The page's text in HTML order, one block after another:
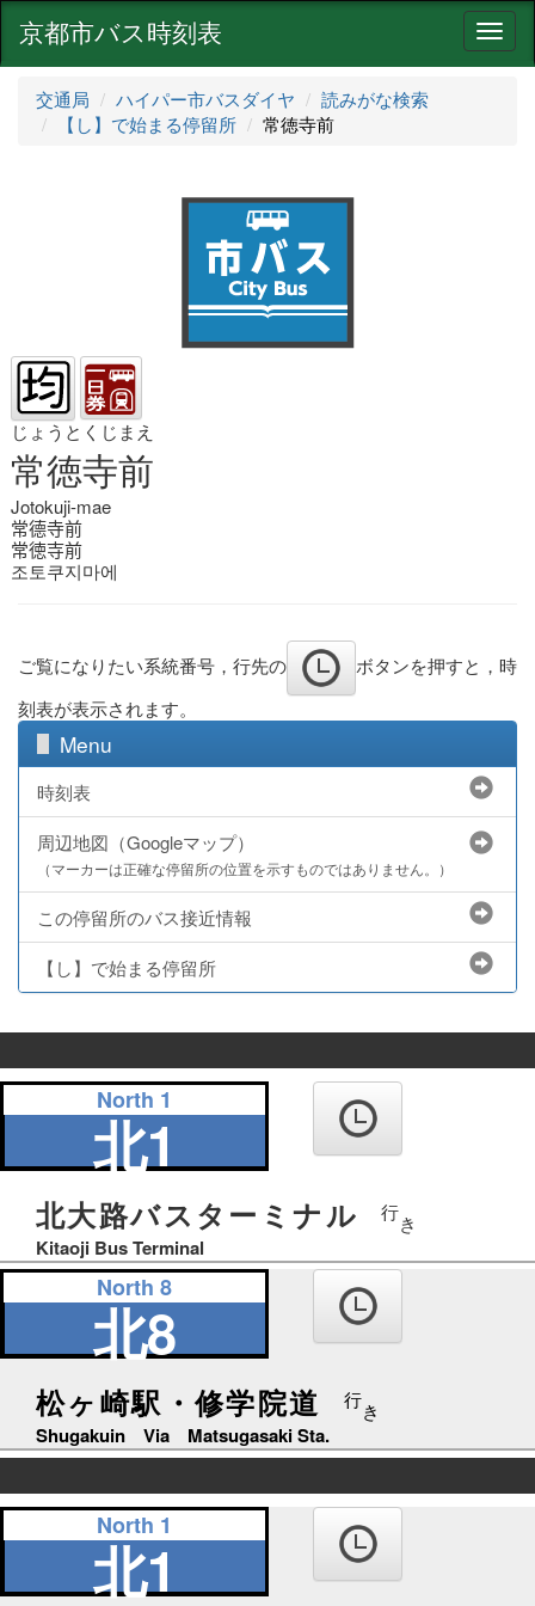
ナ
ビ
京都市バス時刻表
交通局 ハイパー市バスダイヤ
読みがな検索
【し】で始まる停留所
常徳寺前
じょうとくじまえ
常徳寺前
Jotokuji-mae
常德寺前
常徳寺前
조토쿠지마에
ご覧になりたい系統番号，行先の
ボタンを押すと，時
刻表が表示されます。
Menu
時刻表
周辺地図（Googleマップ）
（マーカーは正確な停留所の位置を示すものではありません。）
この停留所のバス接近情報
【し】で始まる停留所
の
り North 1
北1
北大路バスターミナル 行き
Kitaoji Bus Terminal
North 8
北8
松ヶ崎駅・修学院道 行き
Shugakuin Via Matsugasaki Sta.
の
り North 1
北1